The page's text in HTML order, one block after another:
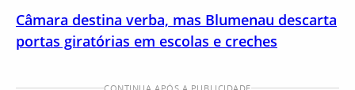
Câmara destina verba, mas Blumenau descarta
portas giratórias em escolas e creches
CONTINUA APÓS A PUBLICIDADE